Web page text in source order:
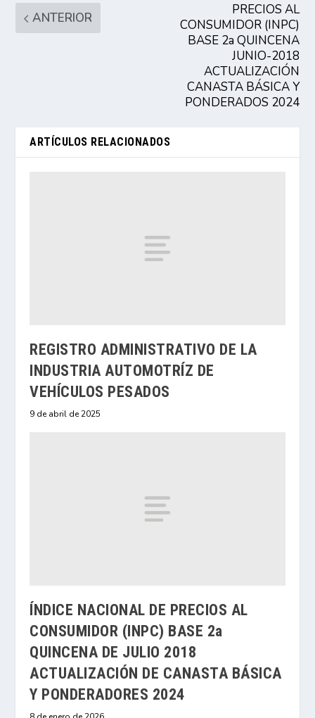
ANTERIOR
PRECIOS AL
CONSUMIDOR (INPC)
BASE 2a QUINCENA
JUNIO-2018
ACTUALIZACIÓN
CANASTA BÁSICA Y
PONDERADOS 2024
ARTÍCULOS RELACIONADOS
REGISTRO ADMINISTRATIVO DE LA
INDUSTRIA AUTOMOTRÍZ DE
VEHÍCULOS PESADOS
9 de abril de 2025
ÍNDICE NACIONAL DE PRECIOS AL
CONSUMIDOR (INPC) BASE 2a
QUINCENA DE JULIO 2018
ACTUALIZACIÓN DE CANASTA BÁSICA
Y PONDERADORES 2024